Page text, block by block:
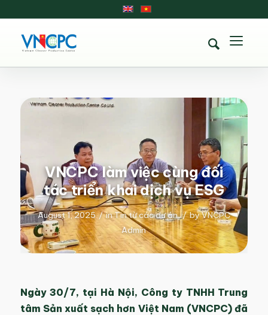
VNCPC làm việc cùng đối
tác triển khai dịch vụ ESG
August 1, 2025 / inTin từ các dự án / byVNCPC
Admin
Ngày 30/7, tại Hà Nội, Công ty TNHH Trung
tâm Sản xuất sạch hơn Việt Nam (VNCPC) đã